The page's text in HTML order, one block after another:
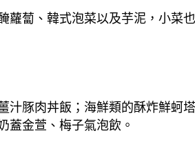
蔔、韓式泡菜以及芋泥，小菜
豚肉丼飯；海鮮類的酥炸鮮蚵
蓋金萱、梅子氣泡飲。